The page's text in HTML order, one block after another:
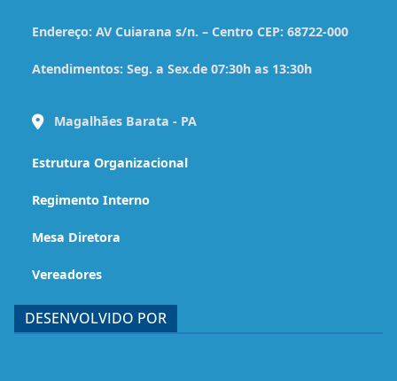
Endereço: AV Cuiarana s/n. – Centro CEP: 68722-000
Atendimentos: Seg. a Sex.de 07:30h as 13:30h
Magalhães Barata - PA
Estrutura Organizacional
Regimento Interno
Mesa Diretora
Vereadores
DESENVOLVIDO POR